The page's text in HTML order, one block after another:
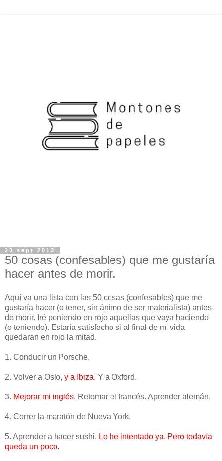
23 sept 2013
50 cosas (confesables) que me gustaría
hacer antes de morir.
Aquí va una lista con las 50 cosas (confesables) que me
gustaría hacer (o tener, sin ánimo de ser materialista) antes
de morir. Iré poniendo en rojo aquellas que vaya haciendo
(o teniendo). Estaría satisfecho si al final de mi vida
quedaran en rojo la mitad.
1. Conducir un Porsche.
2. Volver a Oslo, y a Ibiza. Y a Oxford.
3. Mejorar mi inglés. Retomar el francés. Aprender alemán.
4. Correr la maratón de Nueva York.
5. Aprender a hacer sushi. Lo he intentado ya. Pero todavía
queda un poco.